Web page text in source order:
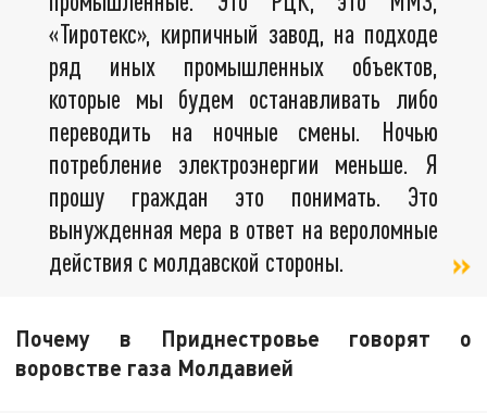
«Тиротекс», кирпичный завод, на подходе
ряд иных промышленных объектов,
которые мы будем останавливать либо
переводить на ночные смены. Ночью
потребление электроэнергии меньше. Я
прошу граждан это понимать. Это
вынужденная мера в ответ на вероломные
действия с молдавской стороны.
Почему в Приднестровье говорят о
воровстве газа Молдавией